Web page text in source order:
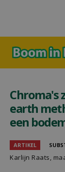
Chroma's
earth
een
ARTIKEL
Karlijn Raats,